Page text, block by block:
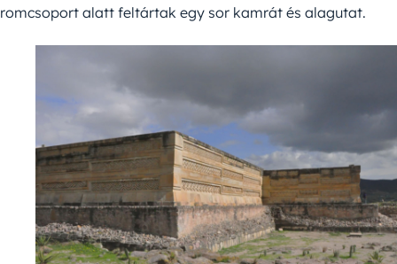
romcsoport alatt feltártak egy sor kamrát és alagutat.